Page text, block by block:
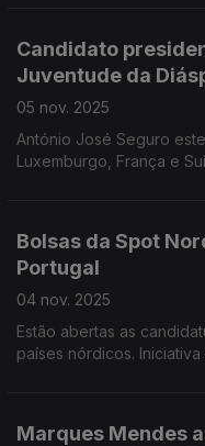
Candidato
Juventude da
05 nov. 2025
António José Seguro
Luxemburgo, França e
Bolsas da Spot
Portugal
04 nov. 2025
Estão abertas as
países nórdicos.
Marques Mendes